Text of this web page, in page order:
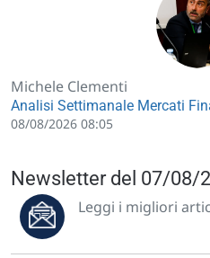
Michele Clementi
Analisi Settimanale Mercati
08/08/2026 08:05
Newsletter del 07/08/
Leggi i migliori